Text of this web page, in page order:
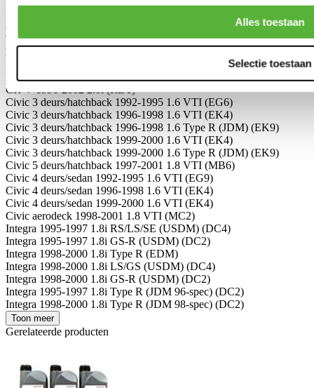
Alles toestaan
Selectie toestaan
of
Toepasbaar op:
Honda
Del Sol 1992-1995 1.6 VTI (EG2)
Del Sol 1996-1998 1.6 VTI (EG2)
CR-V 1996-2002 2.0i (RD1)
Civic 3 deurs/hatchback 1992-1995 1.6 VTI (EG6)
Civic 3 deurs/hatchback 1996-1998 1.6 VTI (EK4)
Civic 3 deurs/hatchback 1996-1998 1.6 Type R (JDM) (EK9)
Civic 3 deurs/hatchback 1999-2000 1.6 VTI (EK4)
Civic 3 deurs/hatchback 1999-2000 1.6 Type R (JDM) (EK9)
Civic 5 deurs/hatchback 1997-2001 1.8 VTI (MB6)
Civic 4 deurs/sedan 1992-1995 1.6 VTI (EG9)
Civic 4 deurs/sedan 1996-1998 1.6 VTI (EK4)
Civic 4 deurs/sedan 1999-2000 1.6 VTI (EK4)
Civic aerodeck 1998-2001 1.8 VTI (MC2)
Integra 1995-1997 1.8i RS/LS/SE (USDM) (DC4)
Integra 1995-1997 1.8i GS-R (USDM) (DC2)
Integra 1998-2000 1.8i Type R (EDM)
Integra 1998-2000 1.8i LS/GS (USDM) (DC4)
Integra 1998-2000 1.8i GS-R (USDM) (DC2)
Integra 1995-1997 1.8i Type R (JDM 96-spec) (DC2)
Integra 1998-2000 1.8i Type R (JDM 98-spec) (DC2)
Toon meer
Gerelateerde producten